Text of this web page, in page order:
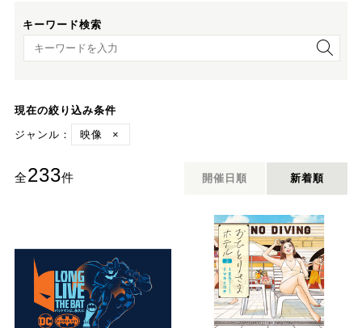
キーワード検索
キーワード検索
現在の絞り込み条件
ジャンル：
映像 ×
全233件 開催日順 新着順